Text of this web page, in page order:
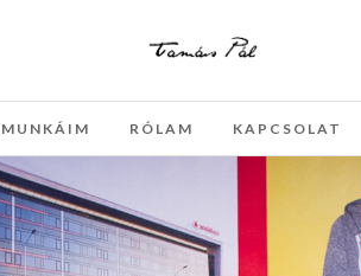
MUNKÁIM RÓLAM KAPCSOLAT